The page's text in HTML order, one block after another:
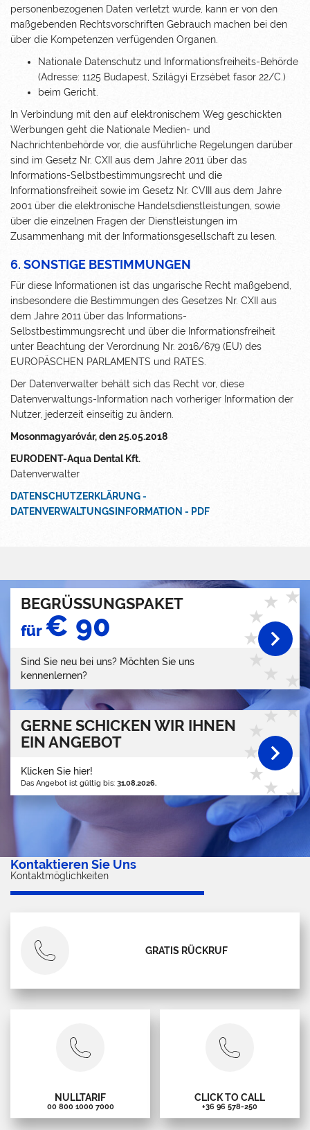
personenbezogenen Daten verletzt wurde, kann er von den
maßgebenden Rechtsvorschriften Gebrauch machen bei den
über die Kompetenzen verfügenden Organen.
Nationale Datenschutz und Informationsfreiheits-Behörde
(Adresse: 1125 Budapest, Szilágyi Erzsébet fasor 22/C.)
beim Gericht.
In Verbindung mit den auf elektronischem Weg geschickten
Werbungen geht die Nationale Medien- und
Nachrichtenbehörde vor, die ausführliche Regelungen darüber
sind im Gesetz Nr. CXII aus dem Jahre 2011 über das
Informations-Selbstbestimmungsrecht und die
Informationsfreiheit sowie im Gesetz Nr. CVIII aus dem Jahre
2001 über die elektronische Handelsdienstleistungen, sowie
über die einzelnen Fragen der Dienstleistungen im
Zusammenhang mit der Informationsgesellschaft zu lesen.
6. SONSTIGE BESTIMMUNGEN
Für diese Informationen ist das ungarische Recht maßgebend,
insbesondere die Bestimmungen des Gesetzes Nr. CXII aus
dem Jahre 2011 über das Informations-
Selbstbestimmungsrecht und über die Informationsfreiheit
unter Beachtung der Verordnung Nr. 2016/679 (EU) des
EUROPÄSCHEN PARLAMENTS und RATES.
Der Datenverwalter behält sich das Recht vor, diese
Datenverwaltungs-Information nach vorheriger Information der
Nutzer, jederzeit einseitig zu ändern.
Mosonmagyaróvár, den 25.05.2018
EURODENT-Aqua Dental Kft.
Datenverwalter
DATENSCHUTZERKLÄRUNG -
DATENVERWALTUNGSINFORMATION - PDF
BEGRÜSSUNGSPAKET
für€ 90
Sind Sie neu bei uns? Möchten Sie uns
kennenlernen?
GERNE SCHICKEN WIR IHNEN
EIN ANGEBOT
Klicken Sie hier!
Das Angebot ist gültig bis: 31.08.2026.
Kontaktieren Sie Uns
Kontaktmöglichkeiten
GRATIS RÜCKRUF
NULLTARIF
00 800 1000 7000
CLICK TO CALL
+36 96 578-250